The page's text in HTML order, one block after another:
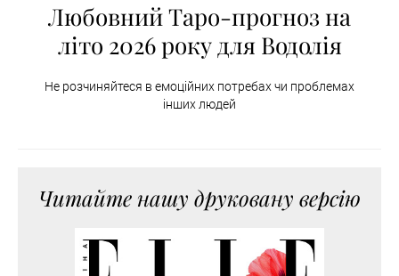
Любовний Таро-прогноз на
літо 2026 року для Водолія
Не розчиняйтеся в емоційних потребах чи проблемах
інших людей
Читайте нашу друковану версію